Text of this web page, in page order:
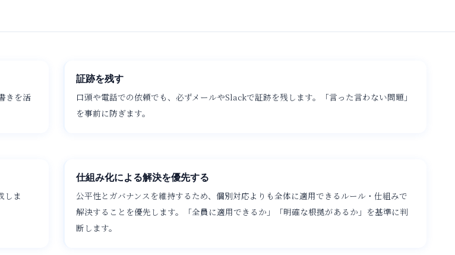
きを活
証跡を残す
口頭や電話での依頼でも、必ずメールやSlackで証跡を残します。「言った言わない問題」
を事前に防ぎます。
しま
仕組み化による解決を優先する
公平性とガバナンスを維持するため、個別対応よりも全体に適用できるルール・仕組みで
解決することを優先します。「全員に適用できるか」「明確な根拠があるか」を基準に判
断します。